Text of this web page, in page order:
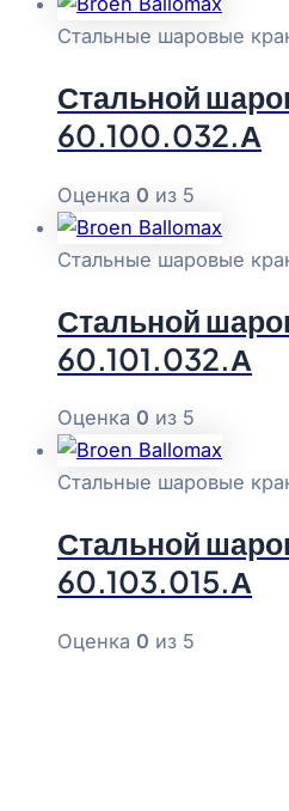
Стальные шаровые
Стальной
60.100.032.А
Оценка 0 из 5
Стальные шаровые
Стальной
60.101.032.А
Оценка 0 из 5
Стальные шаровые
Стальной
60.103.015.А
Оценка 0 из 5